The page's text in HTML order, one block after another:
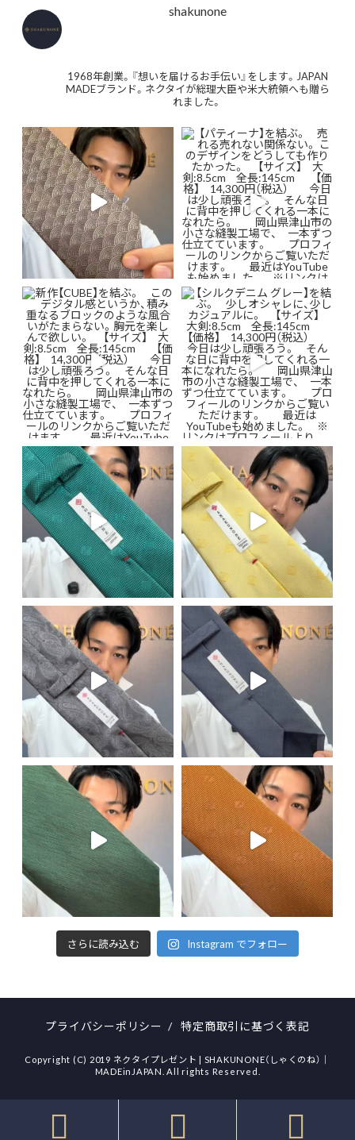
shakunone
1968年創業。『想いを届けるお手伝い』をします。JAPAN
MADEブランド。ネクタイが総理大臣や米大統領へも贈ら
れました。
さらに読み込む Instagram でフォロー
プライバシーポリシー / 特定商取引に基づく表記
Copyright (C) 2019 ネクタイプレゼント | SHAKUNONE（しゃくのね）｜
MADEinJAPAN. All rights Reserved.
  